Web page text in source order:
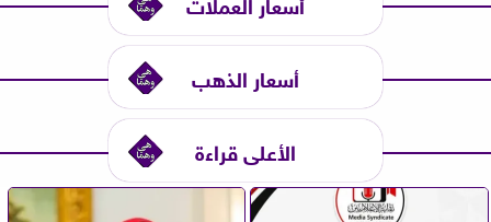
أسعار الذهب
الأعلى قراءة